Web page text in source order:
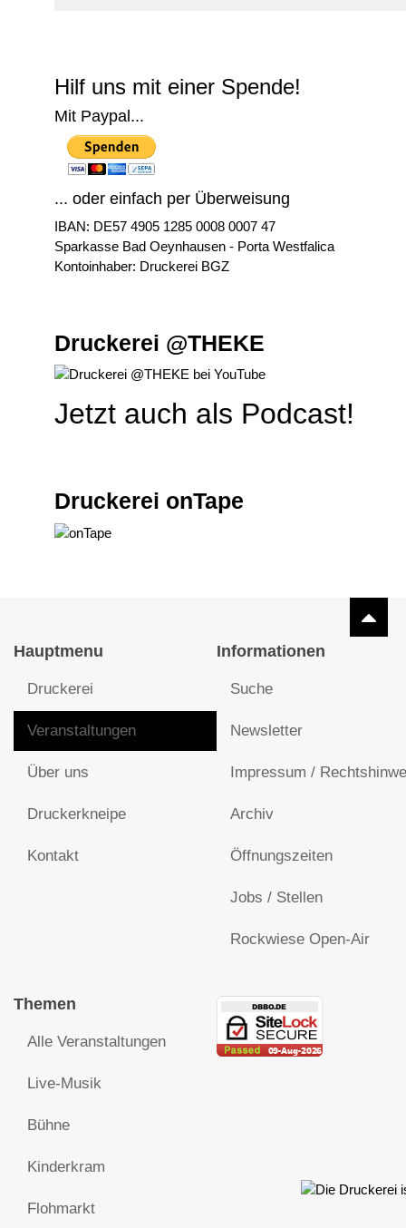
Hilf uns mit einer Spende!
Mit Paypal...
... oder einfach per Überweisung
IBAN: DE57 4905 1285 0008 0007 47
Sparkasse Bad Oeynhausen - Porta Westfalica
Kontoinhaber: Druckerei BGZ
Druckerei @THEKE
Jetzt auch als Podcast!
Druckerei onTape
Hauptmenu
Druckerei
Veranstaltungen
Über uns
Druckerkneipe
Kontakt
Informationen
Suche
Newsletter
Impressum /
Archiv
Öffnungszeiten
Jobs / Stellen
Rockwiese Open-Air
Themen
Alle Veranstaltungen
Live-Musik
Bühne
Kinderkram
Flohmarkt